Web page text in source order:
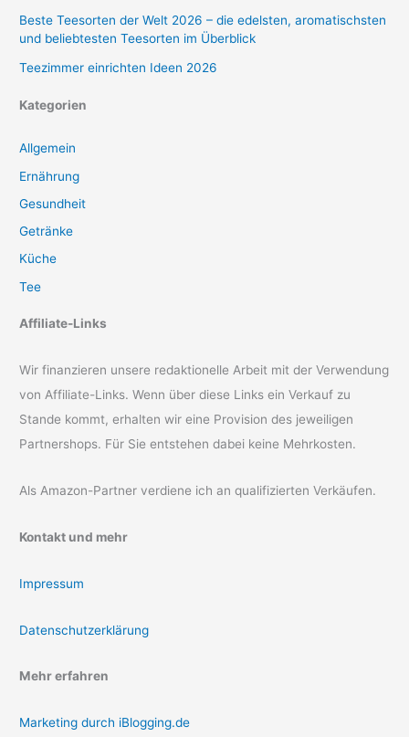
Beste Teesorten der Welt 2026 – die edelsten, aromatischsten
und beliebtesten Teesorten im Überblick
Teezimmer einrichten Ideen 2026
Kategorien
Allgemein
Ernährung
Gesundheit
Getränke
Küche
Tee
Affiliate-Links
Wir finanzieren unsere redaktionelle Arbeit mit der Verwendung
von Affiliate-Links. Wenn über diese Links ein Verkauf zu
Stande kommt, erhalten wir eine Provision des jeweiligen
Partnershops. Für Sie entstehen dabei keine Mehrkosten.
Als Amazon-Partner verdiene ich an qualifizierten Verkäufen.
Kontakt und mehr
Impressum
Datenschutzerklärung
Mehr erfahren
Marketing durch iBlogging.de